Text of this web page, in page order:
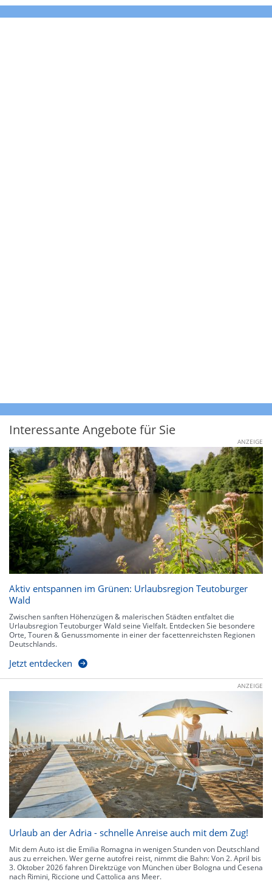
Interessante Angebote für Sie
ANZEIGE
Aktiv entspannen im Grünen: Urlaubsregion Teutoburger
Wald
Zwischen sanften Höhenzügen & malerischen Städten entfaltet die
Urlaubsregion Teutoburger Wald seine Vielfalt. Entdecken Sie besondere
Orte, Touren & Genussmomente in einer der facettenreichsten Regionen
Deutschlands.
Jetzt entdecken
ANZEIGE
Urlaub an der Adria - schnelle Anreise auch mit dem Zug!
Mit dem Auto ist die Emilia Romagna in wenigen Stunden von Deutschland
aus zu erreichen. Wer gerne autofrei reist, nimmt die Bahn: Von 2. April bis
3. Oktober 2026 fahren Direktzüge von München über Bologna und Cesena
nach Rimini, Riccione und Cattolica ans Meer.